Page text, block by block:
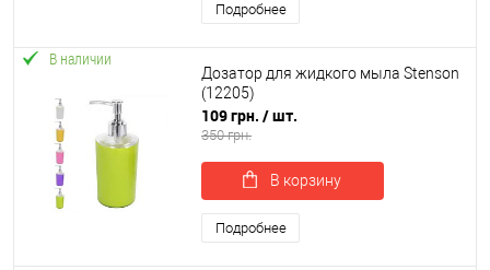
Подробнее
В наличии
Дозатор для жидкого мыла Stenson
(12205)
109 грн. / шт.
350 грн.
В корзину
Подробнее